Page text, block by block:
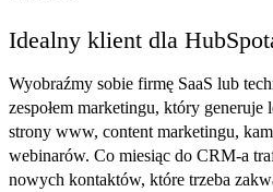
Idealny klient dla
Wyobraźmy sobie firmę SaaS lub
zespołem marketingu, który generuje
strony www, content marketingu,
webinarów. Co miesiąc do CRM-a
nowych kontaktów, które trzeba